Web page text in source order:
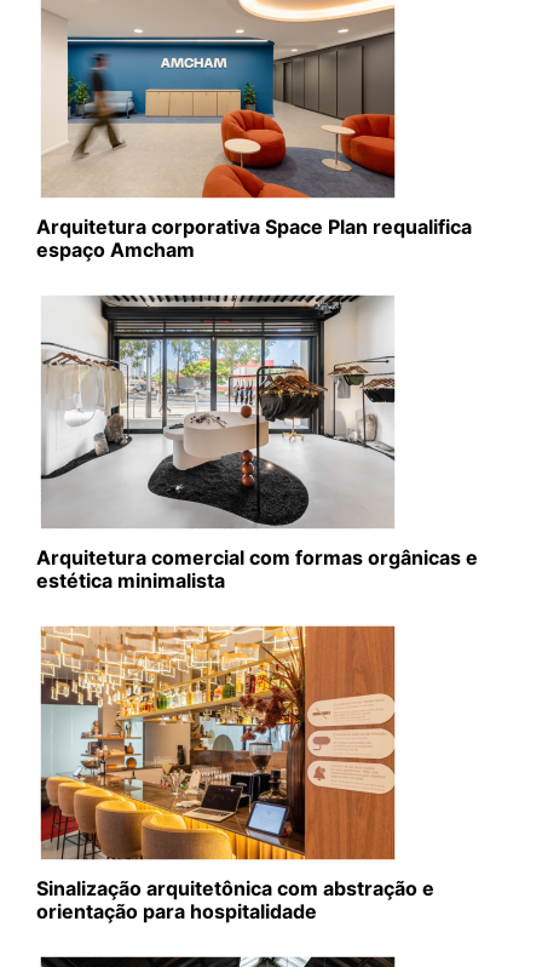
Arquitetura corporativa Space Plan requalifica
espaço Amcham
Arquitetura comercial com formas orgânicas e
estética minimalista
Sinalização arquitetônica com abstração e
orientação para hospitalidade